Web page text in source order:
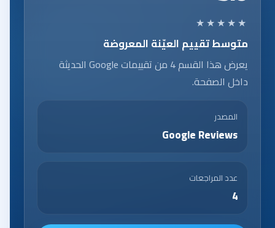
★★★★★
متوسط تقييم العيّنة المعروضة
يعرض هذا القسم 4 من تقييمات Google الحديثة
داخل الصفحة.
المصدر
Google Reviews
عدد المراجعات
4